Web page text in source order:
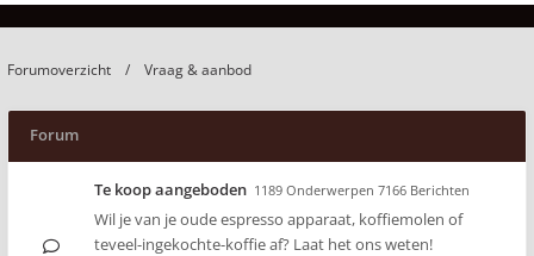
Forumoverzicht Vraag & aanbod
Forum
Te koop aangeboden 1189 Onderwerpen 7166 Berichten
Wil je van je oude espresso apparaat, koffiemolen of
teveel-ingekochte-koffie af? Laat het ons weten!